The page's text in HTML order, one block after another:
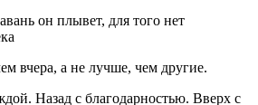
он плывет, для того нет
вчера, а не лучше, чем другие.
Назад с благодарностью. Вверх с